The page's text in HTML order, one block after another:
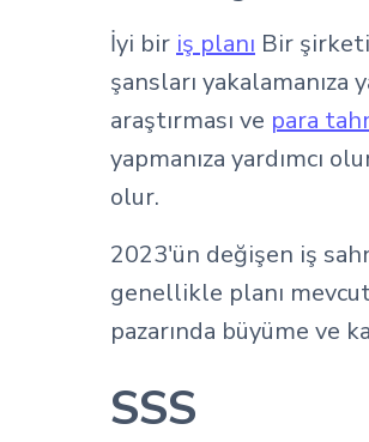
İyi bir iş planı Bir
şansları
araştırması ve para
yapmanıza yardımcı
olur.
2023'ün değişen iş
genellikle planı
pazarında büyüme ve
SSS